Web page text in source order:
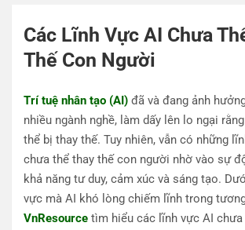
Các Lĩnh Vực AI Chưa
Thế Con Người
Trí tuệ nhân tạo (AI) đã và đang ảnh
nhiều ngành nghề, làm dấy lên lo ngại
thể bị thay thế. Tuy nhiên, vẫn có những
chưa thể thay thế con người nhờ vào sự
khả năng tư duy, cảm xúc và sáng tạo.
vực mà AI khó lòng chiếm lĩnh trong
VnResource tìm hiểu các lĩnh vực AI